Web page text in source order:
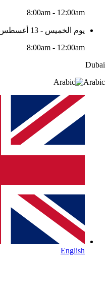
8:00am - 12:00am
يوم الخميس - 13 أغسطس
8:00am - 12:00am
Dubai
Arabic
English